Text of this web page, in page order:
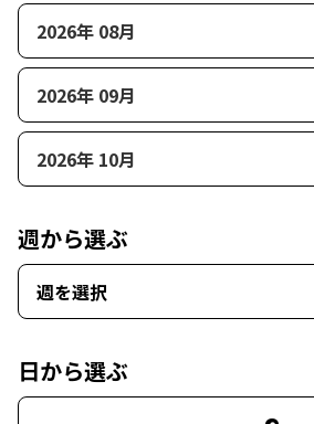
2026年 08月
2026年 09月
2026年 10月
週から選ぶ
週を選択
日から選ぶ